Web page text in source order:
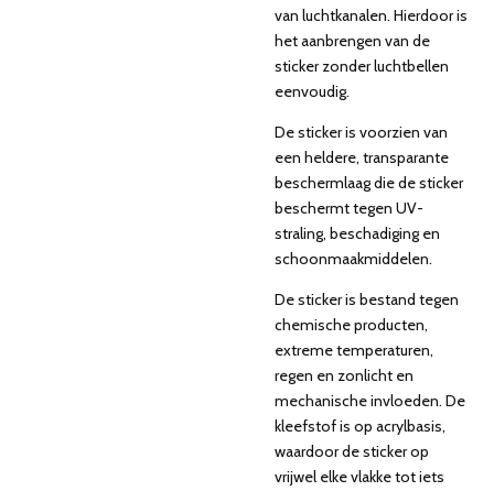
van luchtkanalen. Hierdoor is
het aanbrengen van de
sticker zonder luchtbellen
eenvoudig.
De sticker is voorzien van
een heldere, transparante
beschermlaag die de sticker
beschermt tegen UV-
straling, beschadiging en
schoonmaakmiddelen.
De sticker is bestand tegen
chemische producten,
extreme temperaturen,
regen en zonlicht en
mechanische invloeden. De
kleefstof is op acrylbasis,
waardoor de sticker op
vrijwel elke vlakke tot iets